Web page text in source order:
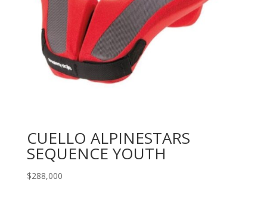
CUELLO ALPINESTARS
SEQUENCE YOUTH
$288,000